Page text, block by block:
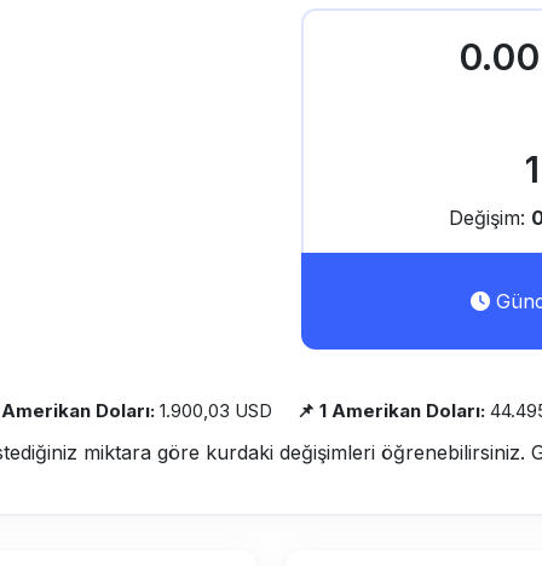
Değişim:
Amerikan Doları: 1.900,03 USD 📌 1 Amerikan Doları:
miktara göre kurdaki değişimleri öğrenebilirsiniz.